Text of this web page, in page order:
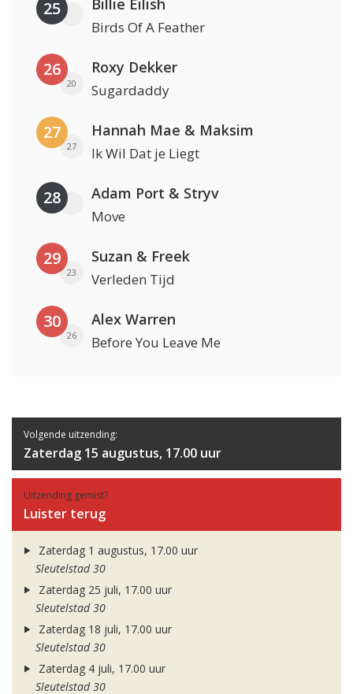
25 Billie Eilish
Birds Of A Feather
26
20
Roxy Dekker
Sugardaddy
27
27
Hannah Mae & Maksim
Ik Wil Dat je Liegt
28 Adam Port & Stryv
Move
29
23
Suzan & Freek
Verleden Tijd
30
26
Alex Warren
Before You Leave Me
Volgende uitzending:
Zaterdag 15 augustus, 17.00 uur
Uitzending gemist?
Luister terug
Zaterdag 1 augustus, 17.00 uur
Sleutelstad 30
Zaterdag 25 juli, 17.00 uur
Sleutelstad 30
Zaterdag 18 juli, 17.00 uur
Sleutelstad 30
Zaterdag 4 juli, 17.00 uur
Sleutelstad 30